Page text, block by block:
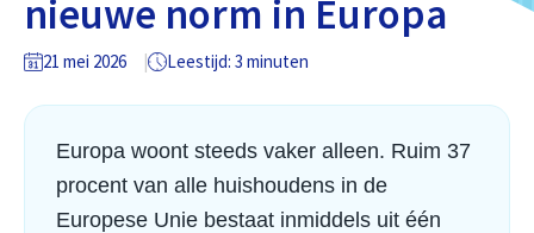
nieuwe norm in Europa
21 mei 2026 Leestijd: 3 minuten
Europa woont steeds vaker alleen. Ruim 37
procent van alle huishoudens in de
Europese Unie bestaat inmiddels uit één